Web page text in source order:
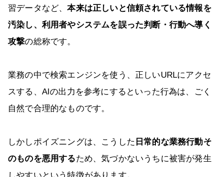
習データなど、本来は正しいと信頼されている情報を
汚染し、利用者やシステムを誤った判断・行動へ導く
攻撃の総称です。
業務の中で検索エンジンを使う、正しいURLにアクセ
スする、AIの出力を参考にするといった行為は、ごく
自然で合理的なものです。
しかしポイズニングは、こうした 日常的な業務行動そ
のものを悪用するため、気づかないうちに被害が発生